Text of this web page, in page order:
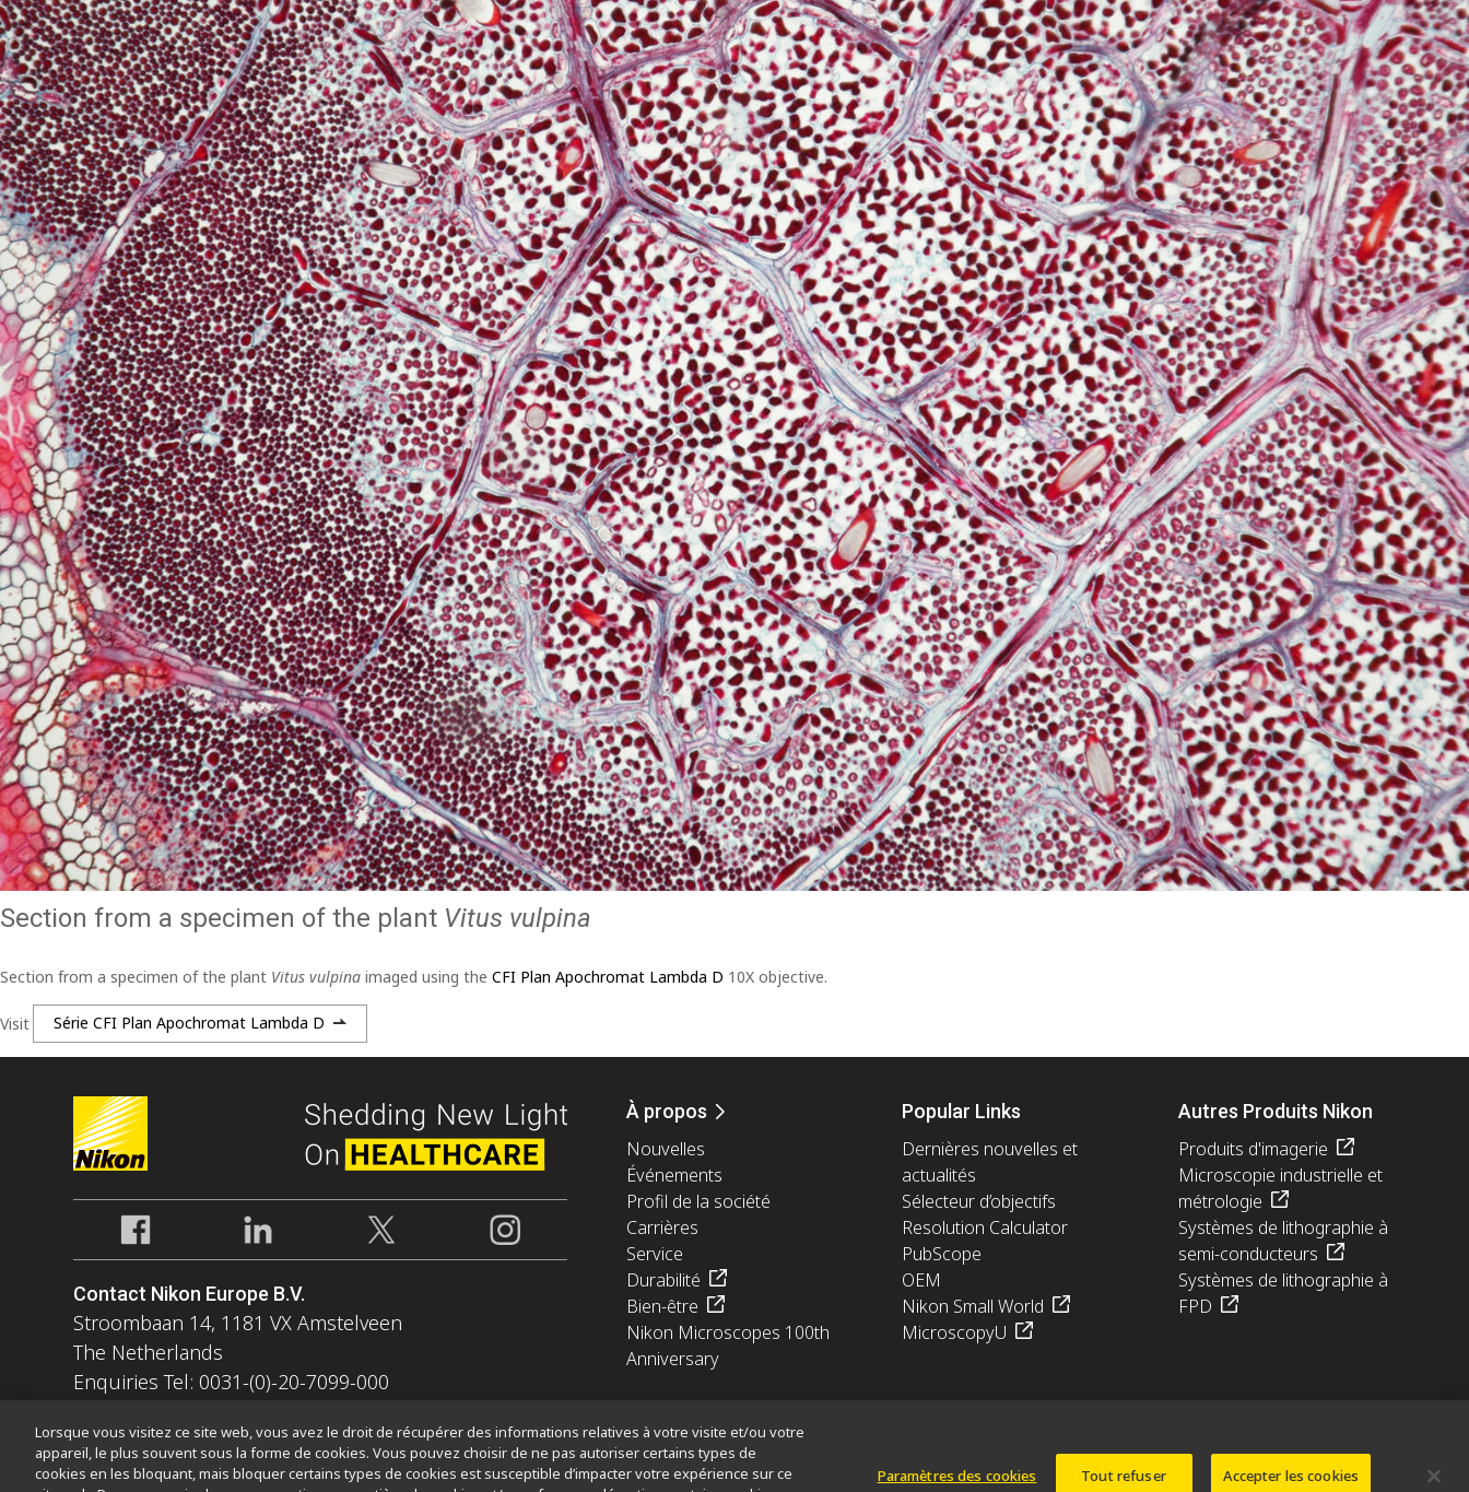
Section from a specimen of the plant Vitus vulpina
Section from a specimen of the plant Vitus vulpina imaged using the CFI Plan Apochromat Lambda D 10X objective.
Visit Série CFI Plan Apochromat Lambda D
Contact Nikon Europe B.V.
Stroombaan 14, 1181 VX Amstelveen
The Netherlands
Enquiries Tel: 0031-(0)-20-7099-000
À propos
Nouvelles
Événements
Profil de la société
Carrières
Service
Durabilité
Bien-être
Nikon Microscopes 100th
Anniversary
Popular Links
Dernières nouvelles et
actualités
Sélecteur d’objectifs
Resolution Calculator
PubScope
OEM
Nikon Small World
MicroscopyU
Autres Produits Nikon
Produits d'imagerie
Microscopie industrielle et
métrologie
Systèmes de lithographie à
semi-conducteurs
Systèmes de lithographie à
FPD
Lorsque vous visitez ce site web, vous avez le droit de récupérer des informations relatives à votre visite et/ou votre
appareil, le plus souvent sous la forme de cookies. Vous pouvez choisir de ne pas autoriser certains types de
cookies en les bloquant, mais bloquer certains types de cookies est susceptible d’impacter votre expérience sur ce
Paramètres des cookies Tout refuser Accepter les cookies